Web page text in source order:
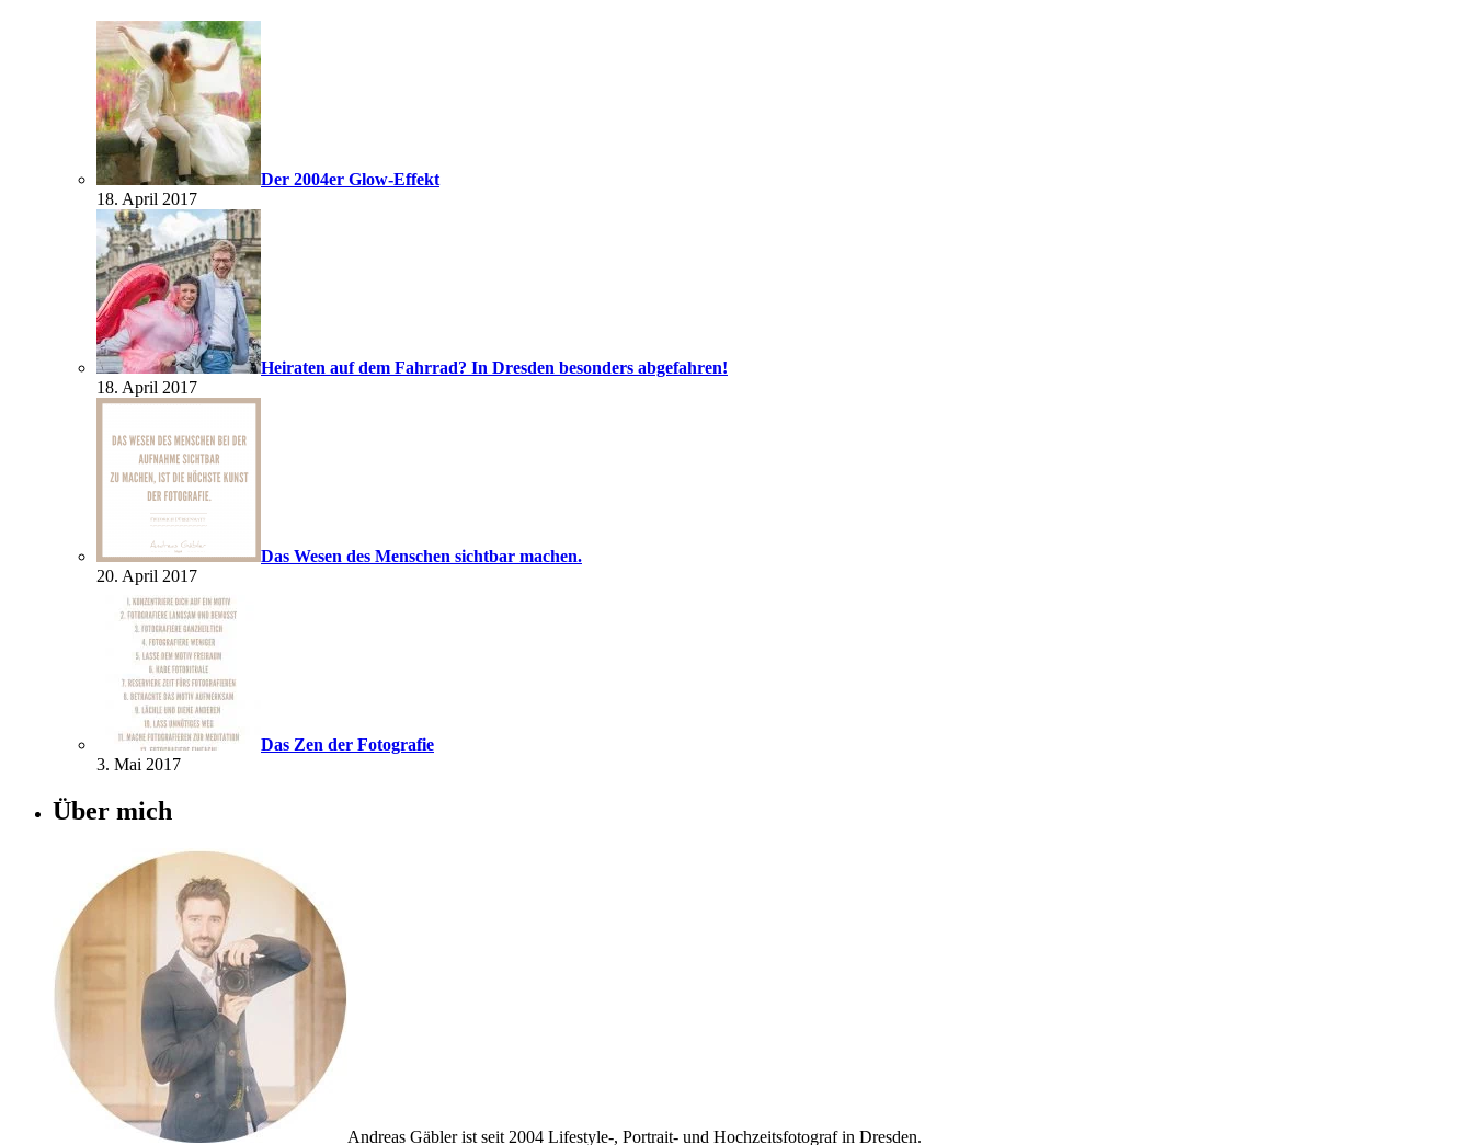
Der 2004er Glow-Effekt
18. April 2017
Heiraten auf dem Fahrrad? In Dresden besonders abgefahren!
18. April 2017
Das Wesen des Menschen sichtbar machen.
20. April 2017
Das Zen der Fotografie
3. Mai 2017
Über mich
Andreas Gäbler ist seit 2004 Lifestyle-, Portrait- und Hochzeitsfotograf in Dresden.